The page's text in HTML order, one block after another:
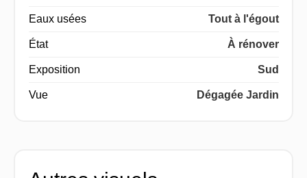
Eaux usées Tout à l'égout
État À rénover
Exposition Sud
Vue Dégagée Jardin